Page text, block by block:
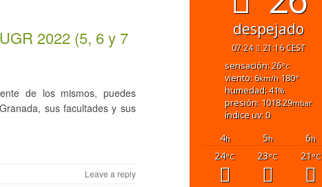
2022 (5, 6 y 7
de los mismos, puedes
sus facultades y sus
Leave a reply
despejado
07:24 21:16 CEST
sensación: 26°c
viento: 6km/h 180°
humedad: 41%
presión: 1018.29mbar
índice uv: 0
4h 5h 6h
24°C 23°C 21 °C